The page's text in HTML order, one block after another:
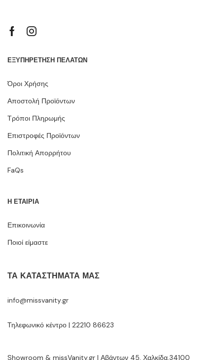
ΕΞΥΠΗΡΕΤΗΣΗ ΠΕΛΑΤΩΝ
Όροι Χρήσης
Αποστολή Προϊόντων
Τρόποι Πληρωμής
Επιστροφές Προϊόντων
Πολιτική Απορρήτου
FaQs
Η ΕΤΑΙΡΙΑ
Επικοινωνία
Ποιοί είμαστε
ΤΑ ΚΑΤΑΣΤΉΜΑΤΆ ΜΑΣ
info@missvanity.gr
Τηλεφωνικό κέντρο | 22210 86623
Showroom & missVanity.gr | Αβάντων 45, Χαλκίδα,34100